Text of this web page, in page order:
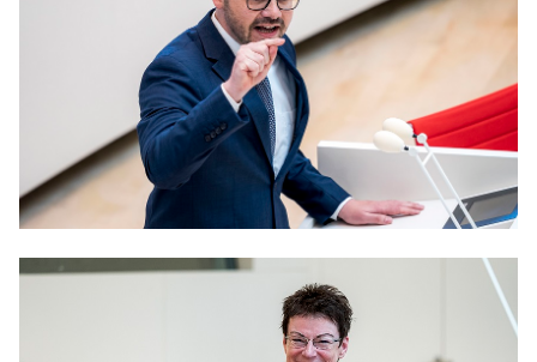
MEIN BÜRGERBÜRO
MEIN WAHLKREIS
ZIELE
Redebeiträge
Anträge CDU
Kleine Anfragen
CDU Deutschland
CDU Fraktion im Brandenburger Landtag
CDU Brandenburg